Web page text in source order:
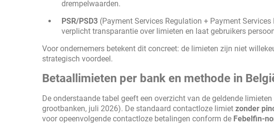
drempelwaarden.
PSR/PSD3 (Payment Services Regulation + Payment
verplicht transparantie over limieten en laat gebruikers
Voor ondernemers betekent dit concreet: de limieten zijn niet
strategisch voordeel.
Betaallimieten per bank en methode in
De onderstaande tabel geeft een overzicht van de geldende
grootbanken, juli 2026). De standaard contactloze limiet zonder
voor opeenvolgende contactloze betalingen conform de Febelfin-